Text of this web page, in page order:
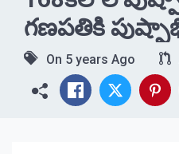
గణపతికి
On 5 years Ago